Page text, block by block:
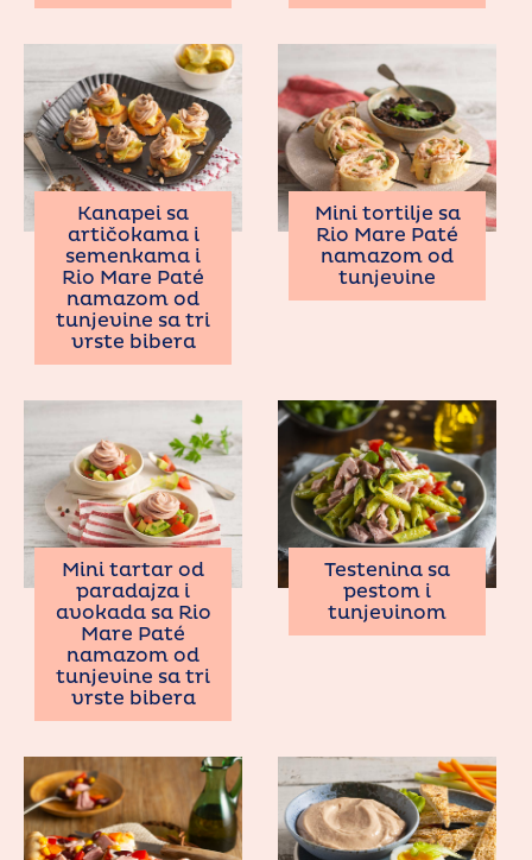
Kanapei sa
artičokama i
semenkama i
Rio Mare Paté
namazom od
tunjevine sa tri
vrste bibera
Mini tortilje sa
Rio Mare Paté
namazom od
tunjevine
Mini tartar od
paradajza i
avokada sa Rio
Mare Paté
namazom od
tunjevine sa tri
vrste bibera
Testenina sa
pestom i
tunjevinom